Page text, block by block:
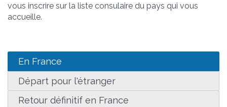
vous inscrire sur la liste consulaire du pays qui vous
accueille.
En France
Départ pour l'étranger
Retour définitif en France